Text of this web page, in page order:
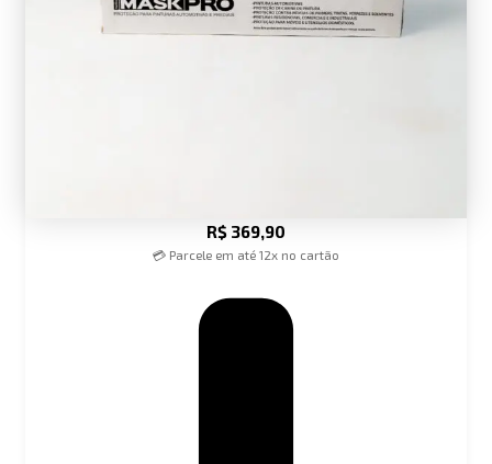
R$ 369,90
💳 Parcele em até 12x no cartão